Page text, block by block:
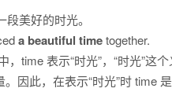
美好的时光。
a beautiful timetogether.
time 表示“时光”，“时光”这
。因此，在表示“时光”时 time